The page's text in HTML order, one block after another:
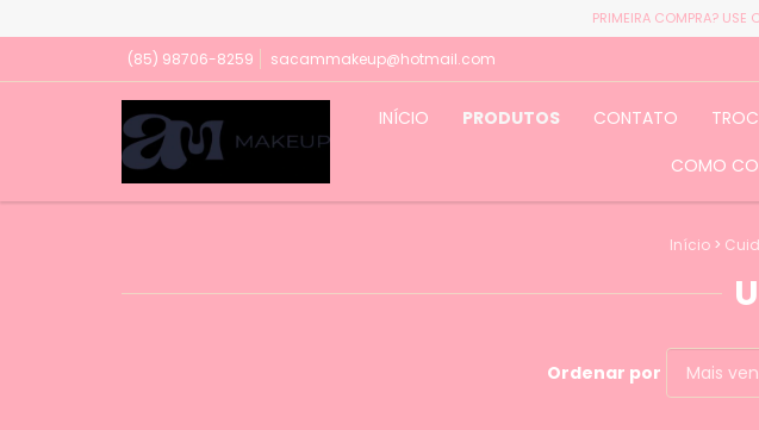
PRIMEIRA COMPRA? USE
(85) 98706-8259 sacammakeup@hotmail.com
INÍCIO PRODUTOS CONTATO
COMO
Início >
Ordenar por